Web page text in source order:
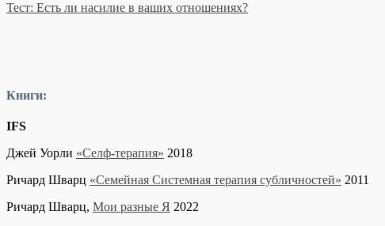
Тест: Есть ли насилие в ваших отношениях?
Книги:
IFS
Джей Уорли «Селф-терапия» 2018
Ричард Шварц «Семейная Системная терапия субличностей» 2011
Ричард Шварц, Мои разные Я 2022